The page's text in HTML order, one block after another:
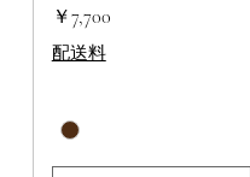
価格
￥7,700
配送料